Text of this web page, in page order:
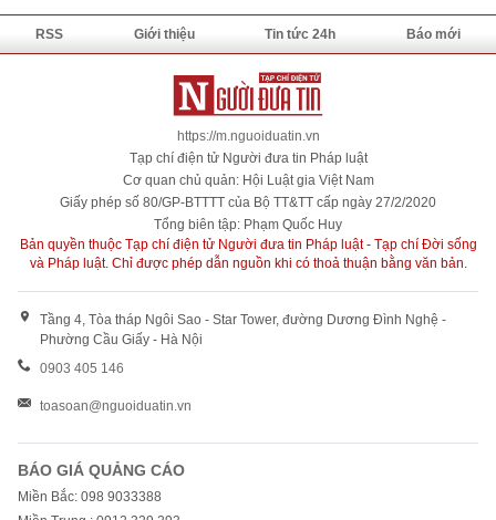
RSS Giới thiệu Tin tức 24h Báo mới
https://m.nguoiduatin.vn
Tạp chí điện tử Người đưa tin Pháp luật
Cơ quan chủ quản: Hội Luật gia Việt Nam
Giấy phép số 80/GP-BTTTT của Bộ TT&TT cấp ngày 27/2/2020
Tổng biên tập: Phạm Quốc Huy
Bản quyền thuộc Tạp chí điện tử Người đưa tin Pháp luật - Tạp chí Đời sống
và Pháp luật. Chỉ được phép dẫn nguồn khi có thoả thuận bằng văn bản.
Tầng 4, Tòa tháp Ngôi Sao - Star Tower, đường Dương Đình Nghệ -
Phường Cầu Giấy - Hà Nội
0903 405 146
toasoan@nguoiduatin.vn
BÁO GIÁ QUẢNG CÁO
Miền Bắc: 098 9033388